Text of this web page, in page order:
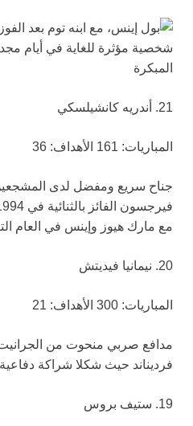
21. أندريه كانشيلسكي
المباريات: 161 الأهداف: 36
جناح سريع ومفضل لدى
مع مارك هيوز وإينس في العام
20. نيمانيا فيديتش
المباريات: 300 الأهداف: 21
مدافع صربي منحوت من الجرانيت
فرديناند حيث شكلا شراكة
19. ستيف بروس